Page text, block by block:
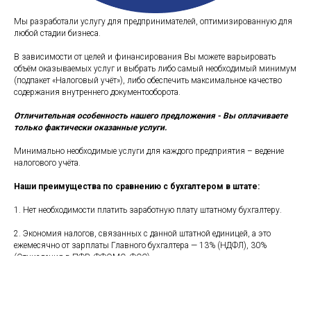
Мы разработали услугу для предпринимателей, оптимизированную для
любой стадии бизнеса.
В зависимости от целей и финансирования Вы можете варьировать
объём оказываемых услуг и выбрать либо самый необходимый минимум
(подпакет «Налоговый учёт»), либо обеспечить максимальное качество
содержания внутреннего документооборота.
Отличительная особенность нашего предложения - Вы оплачиваете
только фактически оказанные услуги.
Минимально необходимые услуги для каждого предприятия – ведение
налогового учёта.
Наши преимущества по сравнению с бухгалтером в штате:
1. Нет необходимости платить заработную плату штатному бухгалтеру.
2. Экономия налогов, связанных с данной штатной единицей, а это
ежемесячно от зарплаты Главного бухгалтера — 13% (НДФЛ), 30%
(Отчисления в ПФР, ФФОМС, ФСС).